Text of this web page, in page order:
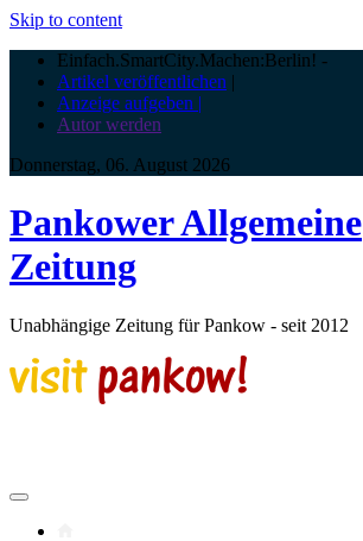
Skip to content
Einfach.SmartCity.Machen:Berlin! -
Artikel veröffentlichen |
Anzeige aufgeben |
Autor werden
Donnerstag, 06. August 2026
Pankower Allgemeine
Zeitung
Unabhängige Zeitung für Pankow - seit 2012